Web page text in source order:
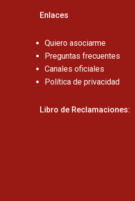
Enlaces
Quiero asociarme
Preguntas frecuentes
Canales oficiales
Política de privacidad
Libro de Reclamaciones: